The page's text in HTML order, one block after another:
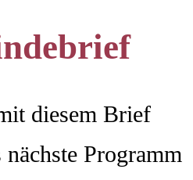
diesem Brief
nächste Programm